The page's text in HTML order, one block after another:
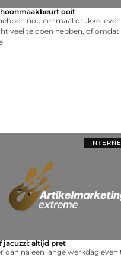
ooit
nou eenmaal drukke
veel te doen hebben, of
jacuzzi: altijd pret
dan na een lange werkdag even